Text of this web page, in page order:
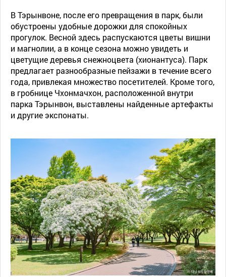
В Тэрынвоне, после его превращения в парк, были
обустроены удобные дорожки для спокойных
прогулок. Весной здесь распускаются цветы вишни
и магнолии, а в конце сезона можно увидеть и
цветущие деревья снежноцвета (хионантуса). Парк
предлагает разнообразные пейзажи в течение всего
года, привлекая множество посетителей. Кроме того,
в гробнице Чхонмачхон, расположенной внутри
парка Тэрынвон, выставлены найденные артефакты
и другие экспонаты.